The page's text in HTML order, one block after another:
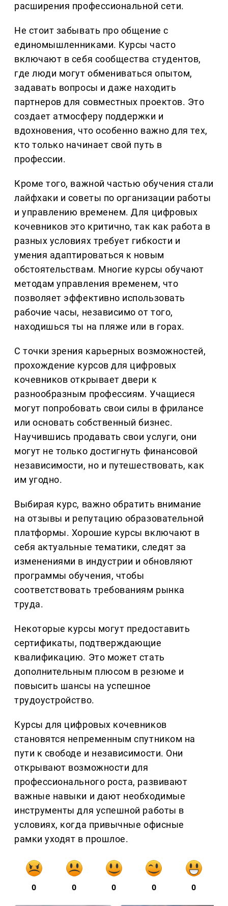
расширения профессиональной сети.
Не стоит забывать про общение с
единомышленниками. Курсы часто
включают в себя сообщества студентов,
где люди могут обмениваться опытом,
задавать вопросы и даже находить
партнеров для совместных проектов. Это
создает атмосферу поддержки и
вдохновения, что особенно важно для тех,
кто только начинает свой путь в
профессии.
Кроме того, важной частью обучения стали
лайфхаки и советы по организации работы
и управлению временем. Для цифровых
кочевников это критично, так как работа в
разных условиях требует гибкости и
умения адаптироваться к новым
обстоятельствам. Многие курсы обучают
методам управления временем, что
позволяет эффективно использовать
рабочие часы, независимо от того,
находишься ты на пляже или в горах.
С точки зрения карьерных возможностей,
прохождение курсов для цифровых
кочевников открывает двери к
разнообразным профессиям. Учащиеся
могут попробовать свои силы в фрилансе
или основать собственный бизнес.
Научившись продавать свои услуги, они
могут не только достигнуть финансовой
независимости, но и путешествовать, как
им угодно.
Выбирая курс, важно обратить внимание
на отзывы и репутацию образовательной
платформы. Хорошие курсы включают в
себя актуальные тематики, следят за
изменениями в индустрии и обновляют
программы обучения, чтобы
соответствовать требованиям рынка
труда.
Некоторые курсы могут предоставить
сертификаты, подтверждающие
квалификацию. Это может стать
дополнительным плюсом в резюме и
повысить шансы на успешное
трудоустройство.
Курсы для цифровых кочевников
становятся непременным спутником на
пути к свободе и независимости. Они
открывают возможности для
профессионального роста, развивают
важные навыки и дают необходимые
инструменты для успешной работы в
условиях, когда привычные офисные
рамки уходят в прошлое.
0 0 0 0 0